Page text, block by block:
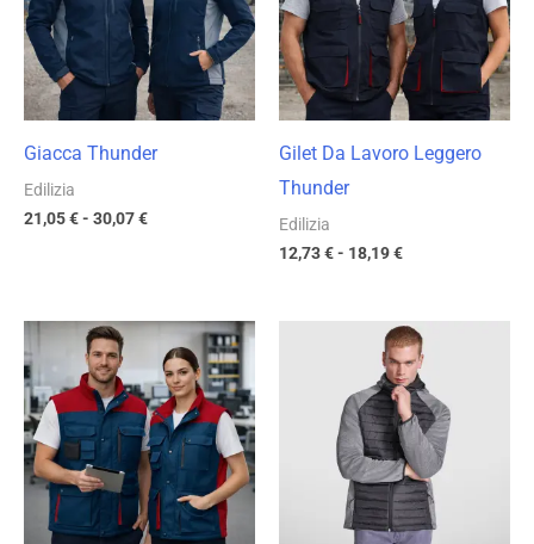
Giacca Thunder
Edilizia
21,05€- 30,07€
a
30,07 €
Gilet Da Lavoro Leggero
Thunder
Edilizia
12,73€- 18,19€
a
18,19 €
Fascia
prezzo:
da
16,63 €
a
23,76 €
Fascia
di
prezzo:
da
22,27 €
a
31,81 €